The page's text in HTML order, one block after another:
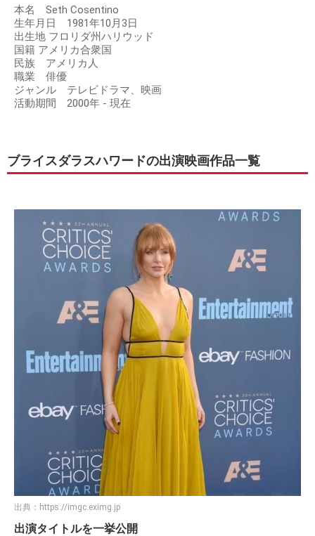
本名 Seth Cosentino
生年月日 1981年10月3日
出生地 フロリダ州ハリウッド
国籍 アメリカ合衆国
民族 アメリカ人
職業 俳優
ジャンル テレビドラマ、映画
活動期間 2000年 - 現在
ブライスダラスハワードの出演映画作品一覧
出典： https://imgc.eximg.jp
出演タイトルを一挙公開